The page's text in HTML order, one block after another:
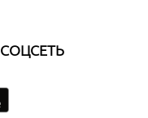
СОЦСЕТЬ